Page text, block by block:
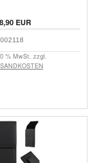
8,90EUR
% MwSt. zzgl.